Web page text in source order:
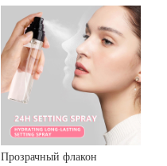
Прозрачный флакон